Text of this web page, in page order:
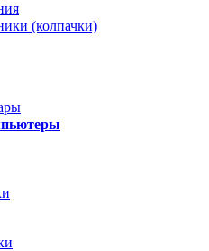
(колпачки)